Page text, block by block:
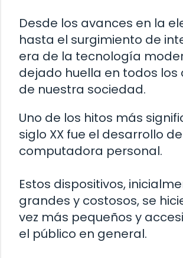
Desde los avances en la
hasta el surgimiento de
era de la tecnología
dejado huella en todos los
de nuestra sociedad.
Uno de los hitos más
siglo XX fue el desarrollo
computadora personal.
Estos dispositivos,
grandes y costosos, se
vez más pequeños y
el público en general.